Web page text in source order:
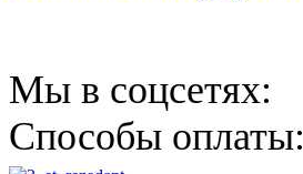
Мы в соцсетях:
Способы оплаты: